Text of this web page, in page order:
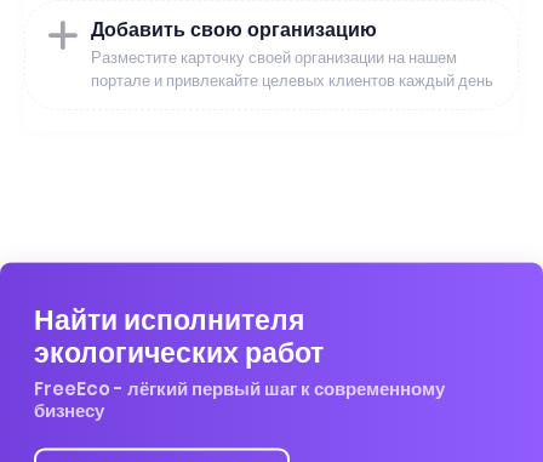
Добавить свою организацию
Разместите карточку своей организации на нашем
портале и привлекайте целевых клиентов каждый день
Найти исполнителя
экологических работ
FreeEco - лёгкий первый шаг к современному
бизнесу